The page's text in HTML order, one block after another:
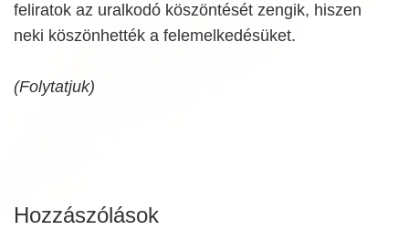
feliratok az uralkodó köszöntését zengik, hiszen
neki köszönhették a felemelkedésüket.
(Folytatjuk)
Hozzászólások